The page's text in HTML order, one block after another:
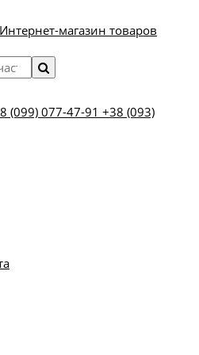
Интернет-магазин товаров
(099) 077-47-91 +38 (093)